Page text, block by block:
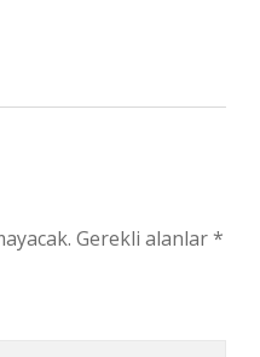
Gerekli alanlar*